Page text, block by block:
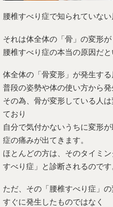
腰椎すべり症で知られていない
それは体全体の「骨」の変形が
腰椎すべり症の本当の原因だと
体全体の「骨変形」が発生する
普段の姿勢や体の使い方から
その為、骨が変形している人
ており
自分で気付かないうちに変形
症の痛みが出てきます。
ほとんどの方は、そのタイミ
すべり症」と診断されるのです
ただ、その「腰椎すべり症」の
すぐに発生したものではなく